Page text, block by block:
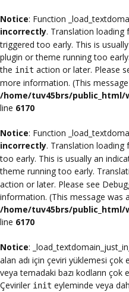
Notice: Function
incorrectly. Translation loading
triggered too early. This is
plugin or theme running too
the init action or later. Please
more information. (This
/home/tuv45brs/
line 6170
Notice: Function
incorrectly. Translation loading
too early. This is usually an
theme running too early.
action or later. Please see
information. (This message was
/home/tuv45brs/
line 6170
Notice:
alan adı için çeviri yüklemesi
veya temadaki bazı kodların çok
Çeviriler init eyleminde veya